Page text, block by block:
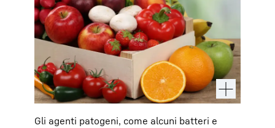
Gli agenti patogeni, come alcuni batteri e